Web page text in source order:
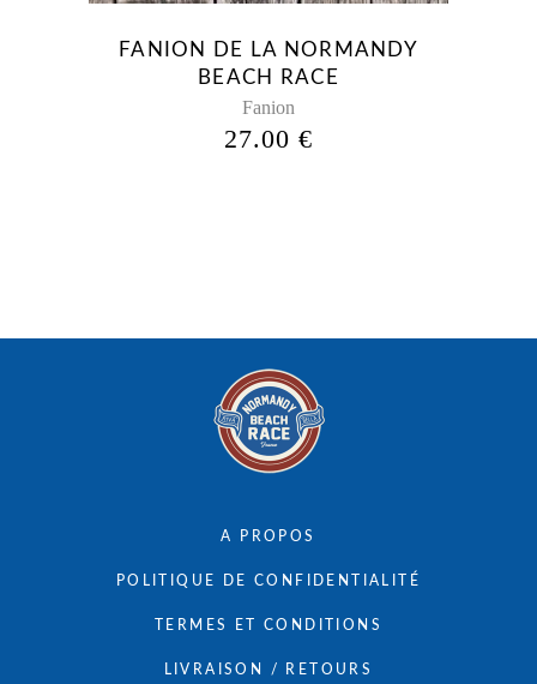
FANION DE LA NORMANDY
BEACH RACE
Fanion
27.00€
A PROPOS
POLITIQUE DE CONFIDENTIALITÉ
TERMES ET CONDITIONS
LIVRAISON / RETOURS